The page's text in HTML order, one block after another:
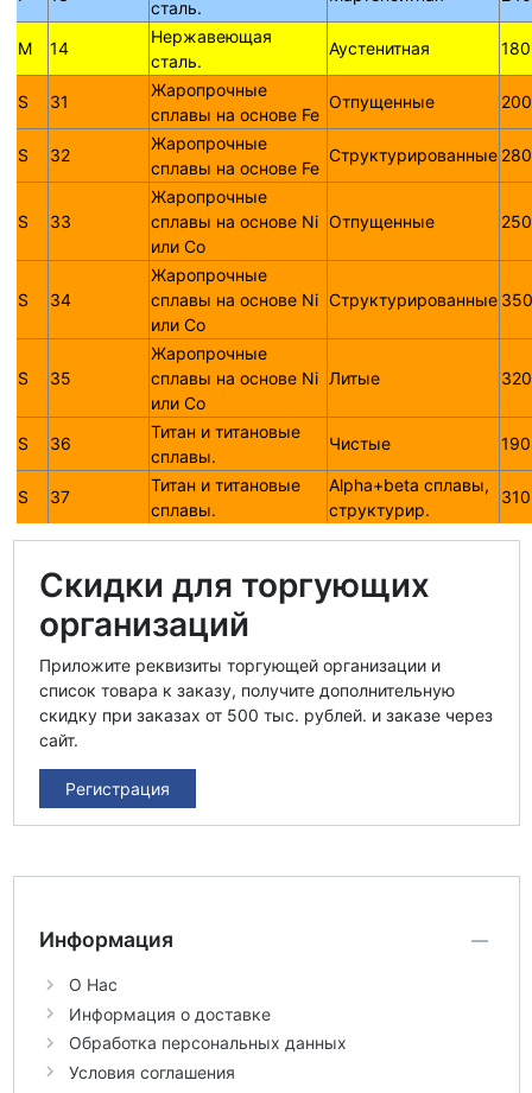
сталь.
M 14
Нержавеющая
сталь.
Аустенитная
S 31
Жаропрочные
сплавы на основе Fe
Отпущенные
S 32
Жаропрочные
сплавы на основе Fe
Структурированные
S 33
Жаропрочные
сплавы на основе Ni
или Со
Отпущенные
S 34
Жаропрочные
сплавы на основе Ni
или Со
Структурированные
S 35
Жаропрочные
сплавы на основе Ni
или Со
Литые
S 36
Титан и титановые
сплавы.
Чистые
S 37
Титан и титановые
сплавы.
Alpha+beta сплавы,
структурир.
Скидки для торгующих
организаций
Приложите реквизиты торгующей организации и
список товара к заказу, получите дополнительную
скидку при заказах от 500 тыс. рублей. и заказе через
сайт.
Регистрация
Информация
О Нас
Информация о доставке
Обработка персональных данных
Условия соглашения